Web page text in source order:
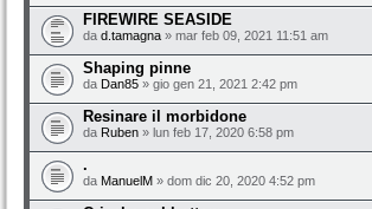
FIREWIRE SEASIDE
da d.tamagna » mar feb 09, 2021 11:51 am
Shaping pinne
da Dan85 » gio gen 21, 2021 2:42 pm
Resinare il morbidone
da Ruben » lun feb 17, 2020 6:58 pm
.
da ManuelM » dom dic 20, 2020 4:52 pm